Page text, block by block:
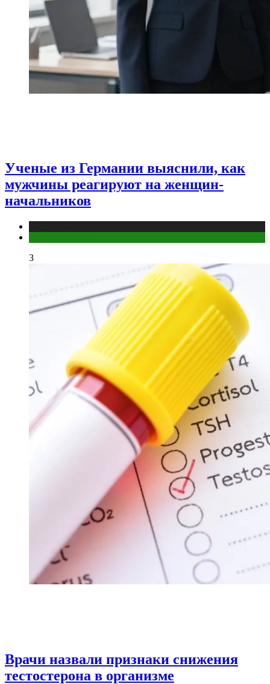
Ученые из Германии выяснили, как
мужчины реагируют на женщин-
начальников
3
Врачи назвали признаки снижения
тестостерона в организме